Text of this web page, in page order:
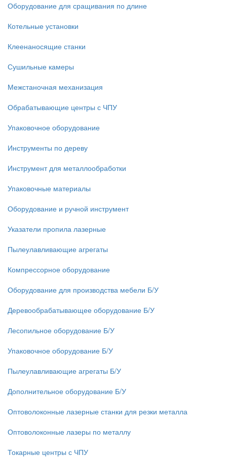
Оборудование для сращивания по длине
Котельные установки
Клеенаносящие станки
Сушильные камеры
Межстаночная механизация
Обрабатывающие центры с ЧПУ
Упаковочное оборудование
Инструменты по дереву
Инструмент для металлообработки
Упаковочные материалы
Оборудование и ручной инструмент
Указатели пропила лазерные
Пылеулавливающие агрегаты
Компрессорное оборудование
Оборудование для производства мебели Б/У
Деревообрабатывающее оборудование Б/У
Лесопильное оборудование Б/У
Упаковочное оборудование Б/У
Пылеулавливающие агрегаты Б/У
Дополнительное оборудование Б/У
Оптоволоконные лазерные станки для резки металла
Оптоволоконные лазеры по металлу
Токарные центры с ЧПУ